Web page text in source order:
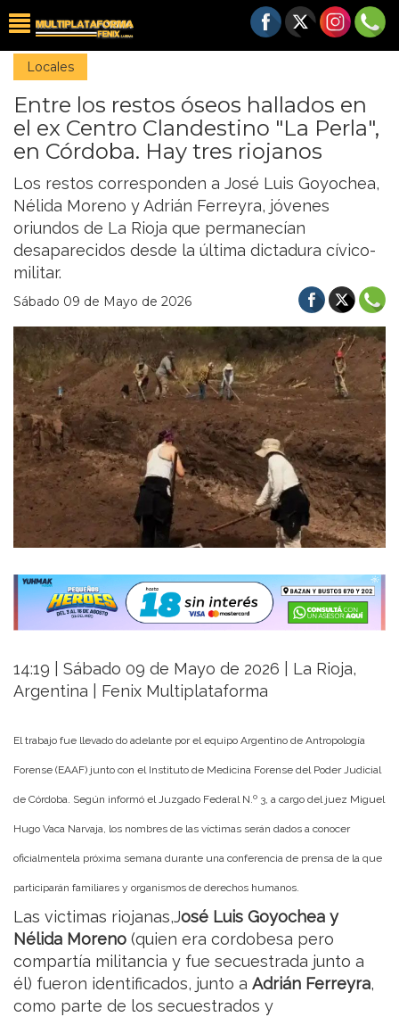
Locales
Entre los restos óseos hallados en
el ex Centro Clandestino "La Perla",
en Córdoba. Hay tres riojanos
Los restos corresponden a José Luis Goyochea,
Nélida Moreno y Adrián Ferreyra, jóvenes
oriundos de La Rioja que permanecían
desaparecidos desde la última dictadura cívico-
militar.
Sábado 09 de Mayo de 2026
14:19 | Sábado 09 de Mayo de 2026 | La Rioja,
Argentina | Fenix Multiplataforma
El trabajo fue llevado do adelante por el equipo Argentino de Antropología
Forense (EAAF) junto con el Instituto de Medicina Forense del Poder Judicial
de Córdoba. Según informó el Juzgado Federal N.º 3, a cargo del juez Miguel
Hugo Vaca Narvaja, los nombres de las víctimas serán dados a conocer
oficialmentela próxima semana durante una conferencia de prensa de la que
participarán familiares y organismos de derechos humanos.
Las victimas riojanas,José Luis Goyochea y
Nélida Moreno (quien era cordobesa pero
compartía militancia y fue secuestrada junto a
él) fueron identificados, junto a Adrián Ferreyra,
como parte de los secuestrados y